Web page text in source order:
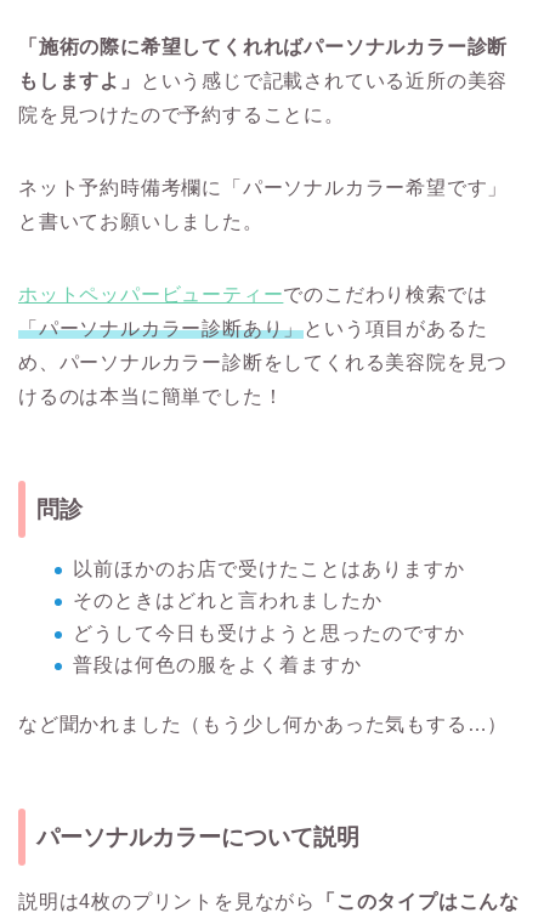
「施術の際に希望してくれればパーソナルカラー診断
もしますよ」
という感じで記載されている近所の美容
院を見つけたので予約することに。
ネット予約時備考欄に「パーソナルカラー希望です」
と書いてお願いしました。
ホットペッパービューティーでのこだわり検索では
「パーソナルカラー診断あり」という項目があるた
め、パーソナルカラー診断をしてくれる美容院を見つ
けるのは本当に簡単でした！
問診
以前ほかのお店で受けたことはありますか
そのときはどれと言われましたか
どうして今日も受けようと思ったのですか
普段は何色の服をよく着ますか
など聞かれました（もう少し何かあった気もする…）
パーソナルカラーについて説明
説明は4枚のプリントを見ながら
「このタイプはこんな